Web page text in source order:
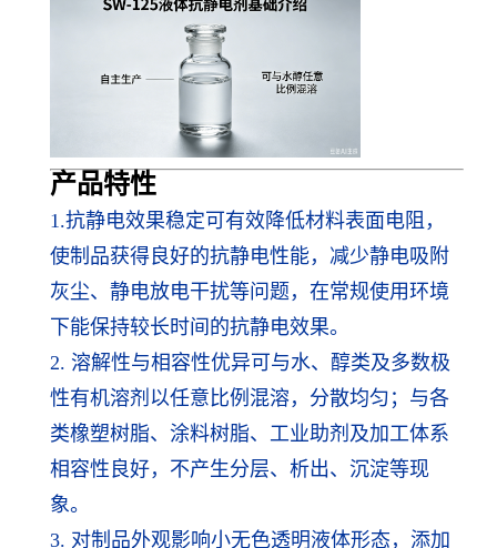
产品特性
1.抗静电效果稳定可有效降低材料表面电阻，
使制品获得良好的抗静电性能，减少静电吸附
灰尘、静电放电干扰等问题，在常规使用环境
下能保持较长时间的抗静电效果。
2. 溶解性与相容性优异可与水、醇类及多数极
性有机溶剂以任意比例混溶，分散均匀；与各
类橡塑树脂、涂料树脂、工业助剂及加工体系
相容性良好，不产生分层、析出、沉淀等现
象。
3. 对制品外观影响小无色透明液体形态，添加